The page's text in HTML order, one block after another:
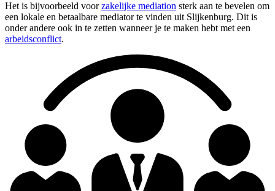
Het is bijvoorbeeld voorzakelijke mediation sterk aan te bevelen om
een lokale en betaalbare mediator te vinden uit Slijkenburg. Dit is
onder andere ook in te zetten wanneer je te maken hebt met een
arbeidsconflict.